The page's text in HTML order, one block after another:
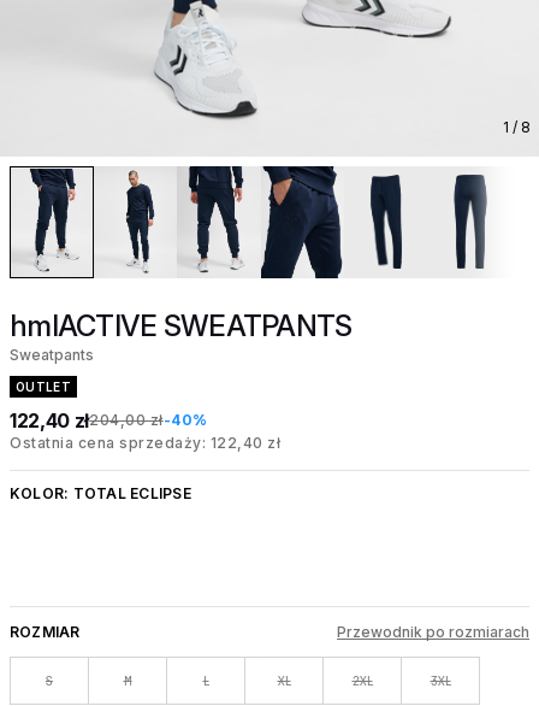
1 / 8
hmlACTIVE SWEATPANTS
Sweatpants
OUTLET
122,40 zł204,00 zł-40%
Ostatnia cena sprzedaży: 122,40 zł
KOLOR: TOTAL ECLIPSE
ROZMIAR Przewodnik po rozmiarach
S M L XL 2XL 3XL